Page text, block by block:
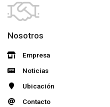
Nosotros
Empresa
Noticias
Ubicación
Contacto